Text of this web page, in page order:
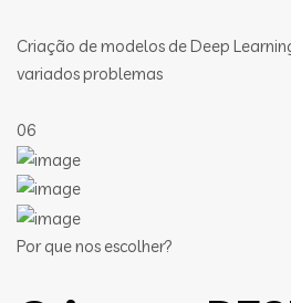
Criação de modelos de Deep
variados problemas
06
Por que nos escolher?